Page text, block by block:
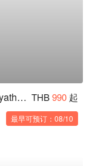
Vangvela Spa and Sleep Salon (Phayathai) THB990 起
最早可预订：08/10